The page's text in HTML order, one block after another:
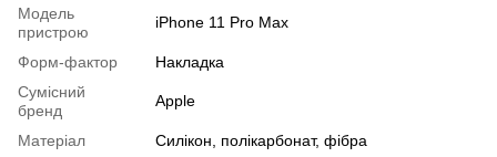
Модель
пристрою
iPhone 11 Pro Max
Форм-фактор
Накладка
Сумісний
бренд
Apple
Матеріал
Силікон, полікарбонат, фібра